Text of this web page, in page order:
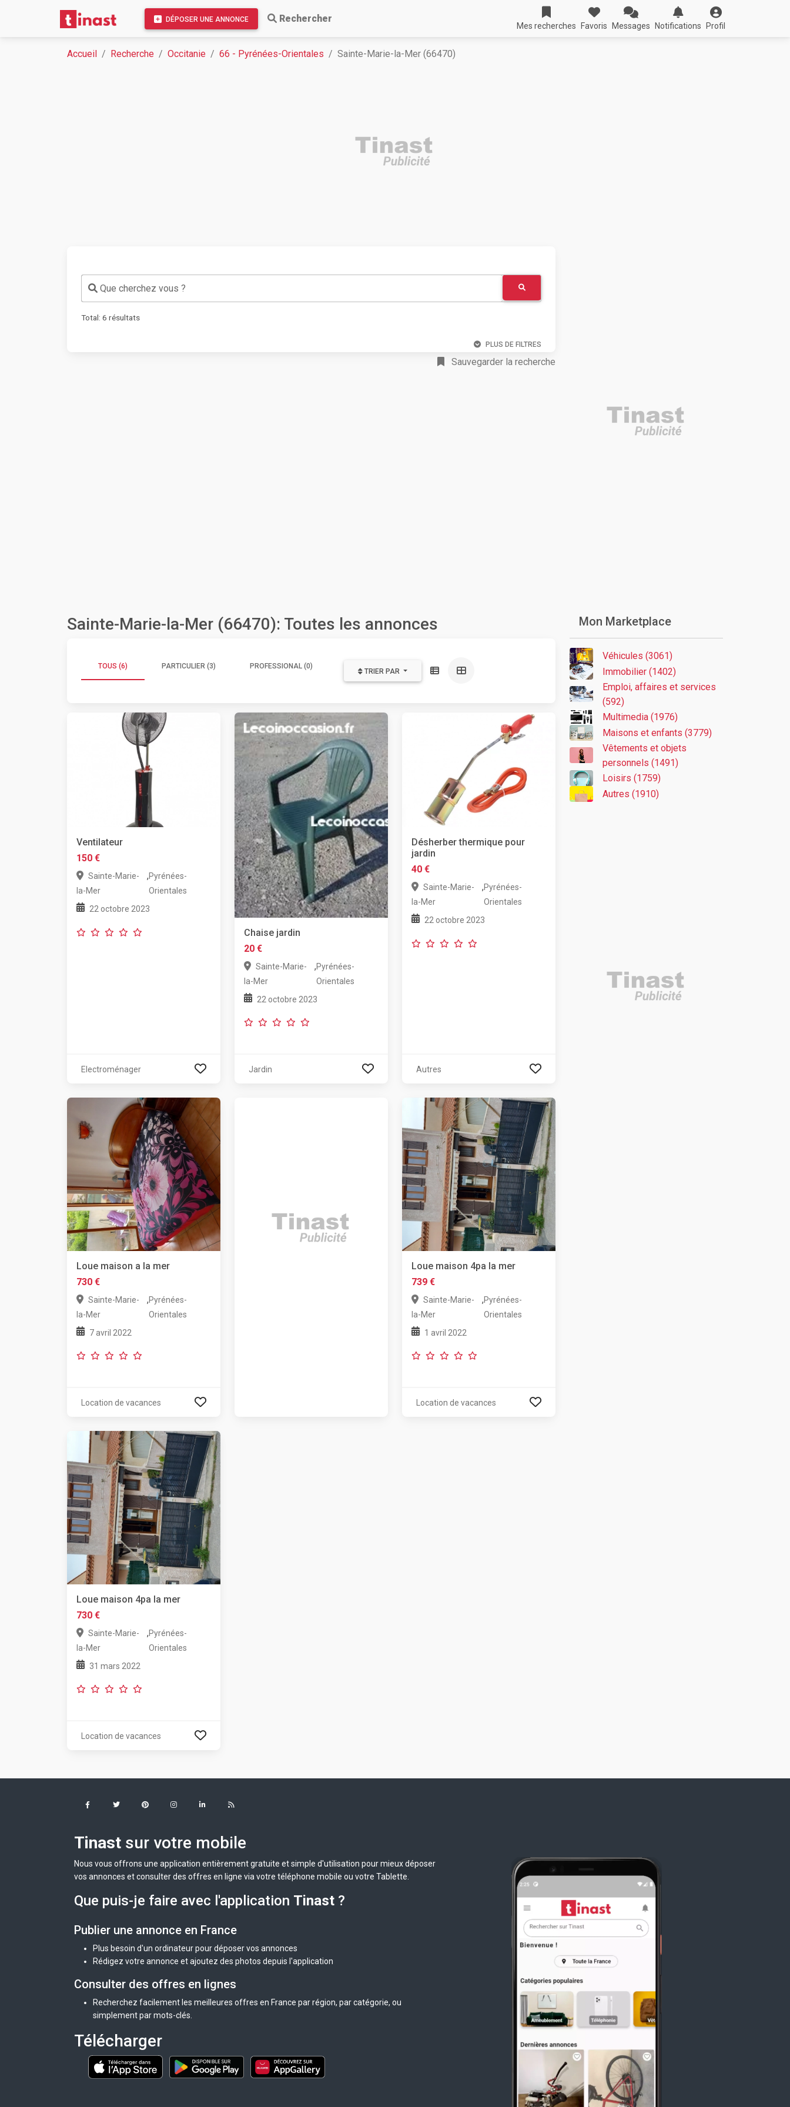
DÉPOSER UNE ANNONCE Rechercher
Mes recherches Favoris Messages Notifications Profil
Accueil Recherche Occitanie 66 - Pyrénées-Orientales Sainte-Marie-la-Mer (66470)
Que cherchez vous ?
Total: 6 résultats
PLUS DE FILTRES
Sauvegarder la recherche
Sainte-Marie-la-Mer (66470): Toutes les annonces
TOUS (6) PARTICULIER (3) PROFESSIONAL (0)
TRIER PAR
Ventilateur
150 €
Sainte-Marie-
la-Mer
,Pyrénées-
Orientales
22 octobre 2023
Electroménager
Chaise jardin
20 €
Sainte-Marie-
la-Mer
,Pyrénées-
Orientales
22 octobre 2023
Jardin
Désherber thermique pour
jardin
40 €
Sainte-Marie-
la-Mer
,Pyrénées-
Orientales
22 octobre 2023
Autres
Loue maison a la mer
730 €
Sainte-Marie-
la-Mer
,Pyrénées-
Orientales
7 avril 2022
Location de vacances
Loue maison 4pa la mer
739 €
Sainte-Marie-
la-Mer
,Pyrénées-
Orientales
1 avril 2022
Location de vacances
Loue maison 4pa la mer
730 €
Sainte-Marie-
la-Mer
,Pyrénées-
Orientales
31 mars 2022
Location de vacances
Mon Marketplace
Véhicules (3061)
Immobilier (1402)
Emploi, affaires et services
(592)
Multimedia (1976)
Maisons et enfants (3779)
Vêtements et objets
personnels (1491)
Loisirs (1759)
Autres (1910)
Tinast sur votre mobile
Nous vous offrons une application entièrement gratuite et simple d'utilisation pour mieux déposer
vos annonces et consulter des offres en ligne via votre téléphone mobile ou votre Tablette.
Que puis-je faire avec l'application Tinast ?
Publier une annonce en France
Plus besoin d'un ordinateur pour déposer vos annonces
Rédigez votre annonce et ajoutez des photos depuis l'application
Consulter des offres en lignes
Recherchez facilement les meilleures offres en France par région, par catégorie, ou
simplement par mots-clés.
Télécharger